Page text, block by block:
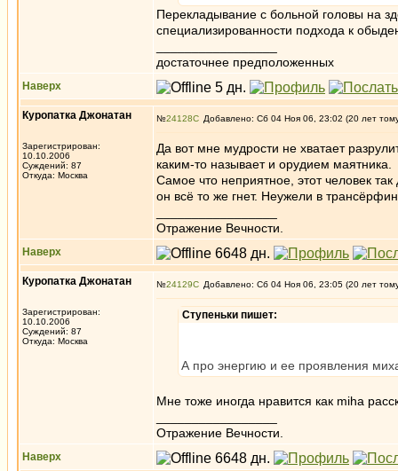
Перекладывание с больной головы на
специализированности подхода к
достаточнее предположенных
Наверх
Куропатка Джонатан
Зарегистрирован:
10.10.2006
Суждений: 87
Откуда: Москва
№24128 Добавлено: Сб 04 Ноя 06, 23:02 (20 лет
Да вот мне мудрости не хватает
каким-то называет и орудием маятника.
Самое что неприятное, этот человек
он всё то же гнет. Неужели в
Отражение Вечности.
Наверх
Куропатка Джонатан
Зарегистрирован:
10.10.2006
Суждений: 87
Откуда: Москва
№24129 Добавлено: Сб 04 Ноя 06, 23:05 (20 лет
Ступеньки пишет:
А про энергию и ее проявления
Мне тоже иногда нравится как miha
Отражение Вечности.
Наверх